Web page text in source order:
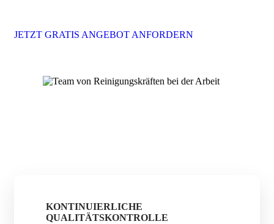
JETZT GRATIS ANGEBOT ANFORDERN
KONTINUIERLICHE
QUALITÄTSKONTROLLE